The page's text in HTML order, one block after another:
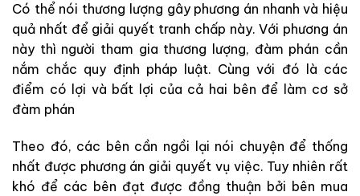
Có thể nói thương lượng gây phương án nhanh và hiệu
quả nhất để giải quyết tranh chấp này. Với phương án
này thì người tham gia thương lượng, đàm phán cần
nắm chắc quy định pháp luật. Cùng với đó là các
điểm có lợi và bất lợi của cả hai bên để làm cơ sở
đàm phán
Theo đó, các bên cần ngồi lại nói chuyện để thống
nhất được phương án giải quyết vụ việc. Tuy nhiên rất
khó để các bên đạt được đồng thuận bởi bên mua